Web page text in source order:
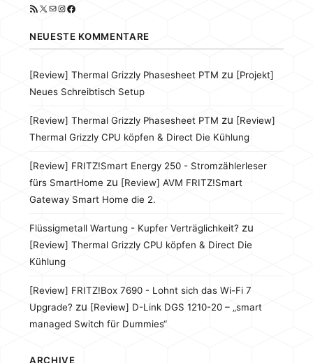
RSS-Feed
X E-MailInstagram
Facebook
NEUESTE KOMMENTARE
[Review] Thermal Grizzly Phasesheet PTM zu [Projekt]
Neues Schreibtisch Setup
[Review] Thermal Grizzly Phasesheet PTM zu [Review]
Thermal Grizzly CPU köpfen & Direct Die Kühlung
[Review] FRITZ!Smart Energy 250 - Stromzählerleser
fürs SmartHome zu [Review] AVM FRITZ!Smart
Gateway Smart Home die 2.
Flüssigmetall Wartung - Kupfer Verträglichkeit? zu
[Review] Thermal Grizzly CPU köpfen & Direct Die
Kühlung
[Review] FRITZ!Box 7690 - Lohnt sich das Wi-Fi 7
Upgrade? zu [Review] D-Link DGS 1210-20 – „smart
managed Switch für Dummies“
ARCHIVE